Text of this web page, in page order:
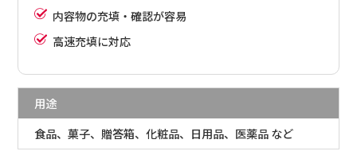
内容物の充填・確認が容易
高速充填に対応
用途
食品、菓子、贈答箱、化粧品、日用品、医薬品 など